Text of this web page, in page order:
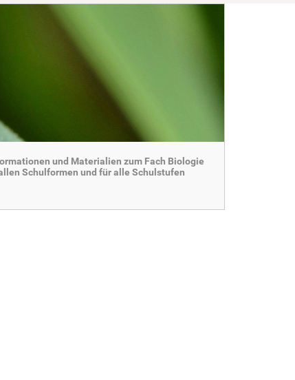
und Materialien zum Fach Biologie
Schulformen und für alle Schulstufen